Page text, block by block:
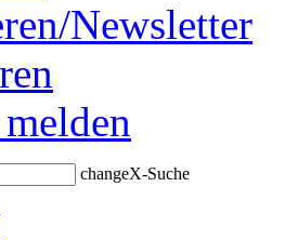
Newsletter
changeX-Suche